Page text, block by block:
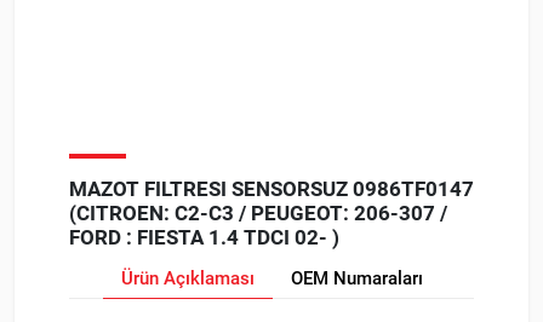
MAZOT FILTRESI SENSORSUZ 0986TF0147
(CITROEN: C2-C3 / PEUGEOT: 206-307 /
FORD : FIESTA 1.4 TDCI 02- )
Ürün Açıklaması OEM Numaraları